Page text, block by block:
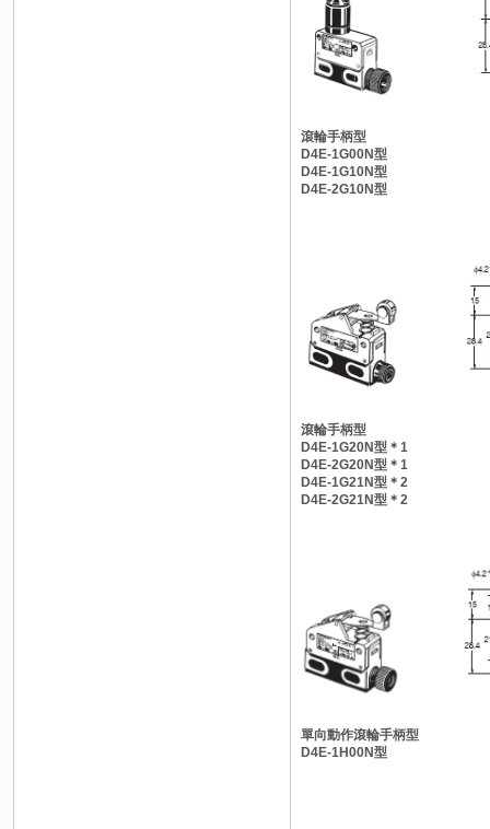
滾輪手柄型
D4E-1G00N型
D4E-1G10N型
D4E-2G10N型
滾輪手柄型
D4E-1G20N型＊1
D4E-2G20N型＊1
D4E-1G21N型＊2
D4E-2G21N型＊2
單向動作滾輪手柄型
D4E-1H00N型